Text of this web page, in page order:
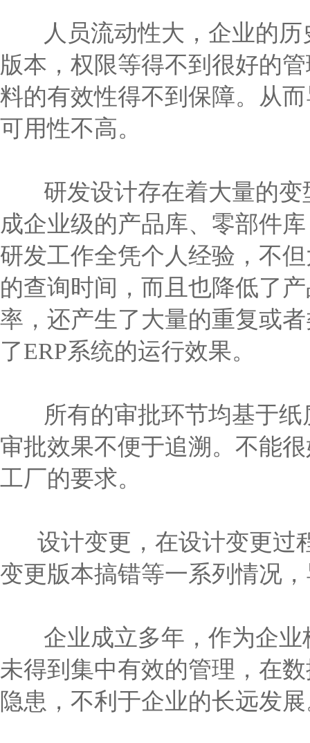
人员流动性大，企业的历
版本，权限等得不到很好的
料的有效性得不到保障。从
可用性不高。
研发设计存在着大量的变
成企业级的产品库、零部件
研发工作全凭个人经验，不
的查询时间，而且也降低了
率，还产生了大量的重复或
了ERP系统的运行效果。
所有的审批环节均基于纸
审批效果不便于追溯。不能
工厂的要求。
设计变更，在设计变更过
变更版本搞错等一系列情况
企业成立多年，作为企业
未得到集中有效的管理，在
隐患，不利于企业的长远发